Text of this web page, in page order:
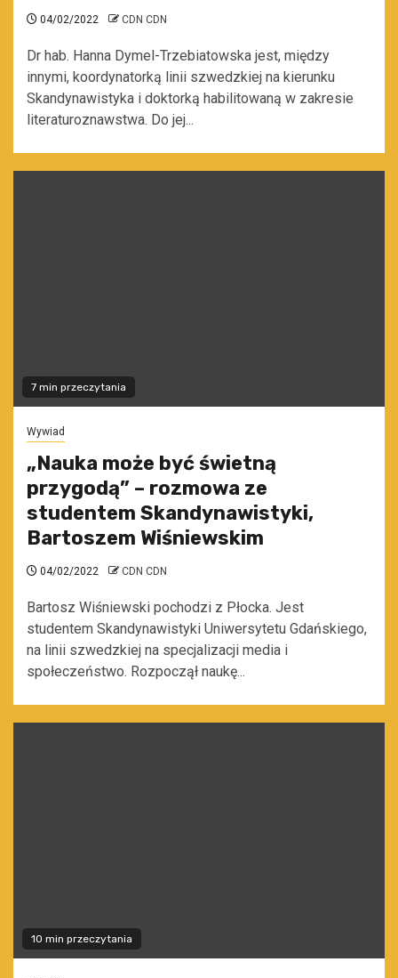
04/02/2022 CDN CDN
Dr hab. Hanna Dymel-Trzebiatowska jest, między
innymi, koordynatorką linii szwedzkiej na kierunku
Skandynawistyka i doktorką habilitowaną w zakresie
literaturoznawstwa. Do jej...
7 min przeczytania
Wywiad
„Nauka może być świetną
przygodą” – rozmowa ze
studentem Skandynawistyki,
Bartoszem Wiśniewskim
04/02/2022 CDN CDN
Bartosz Wiśniewski pochodzi z Płocka. Jest
studentem Skandynawistyki Uniwersytetu Gdańskiego,
na linii szwedzkiej na specjalizacji media i
społeczeństwo. Rozpoczął naukę...
10 min przeczytania